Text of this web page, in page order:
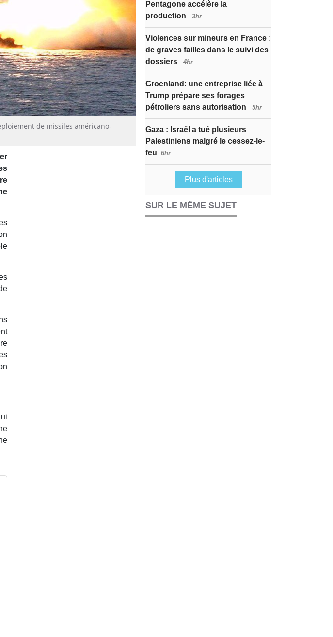
de missiles américano-
Pentagone accélère la
production
3hr
Violences sur mineurs en France :
de graves failles dans le suivi des
dossiers
4hr
Groenland: une entreprise liée à
Trump prépare ses forages
pétroliers sans autorisation
5hr
Gaza : Israël a tué plusieurs
Palestiniens malgré le cessez-le-
feu 6hr
Plus d'articles
SUR LE MÊME SUJET